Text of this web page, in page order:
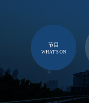
节目
WHAT'S ON